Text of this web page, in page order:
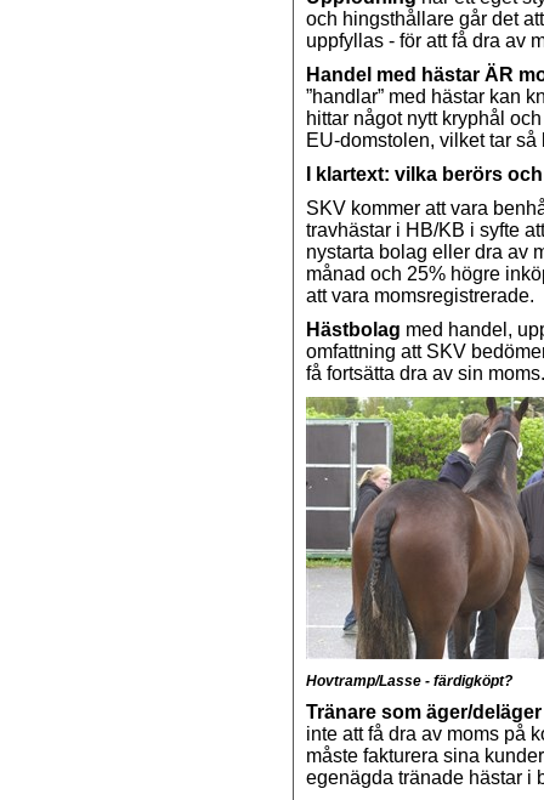
och hingsthållare går det
uppfyllas - för att få dra av
Handel med hästar ÄR
”handlar” med hästar kan
hittar något nytt kryphål
EU-domstolen, vilket tar
I klartext: vilka berörs
SKV kommer att vara
travhästar i HB/KB i syfte
nystarta bolag eller dra av
månad och 25% högre
att vara momsregistrerade.
Hästbolag med handel,
omfattning att SKV
få fortsätta dra av sin moms.
Hovtramp/Lasse - färdigköpt?
Tränare som äger/
inte att få dra av moms på
måste fakturera sina
egenägda tränade hästar i